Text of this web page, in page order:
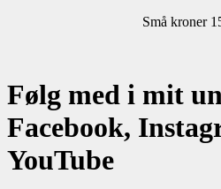
Små kroner
Følg med i mit
Facebook,
YouTube